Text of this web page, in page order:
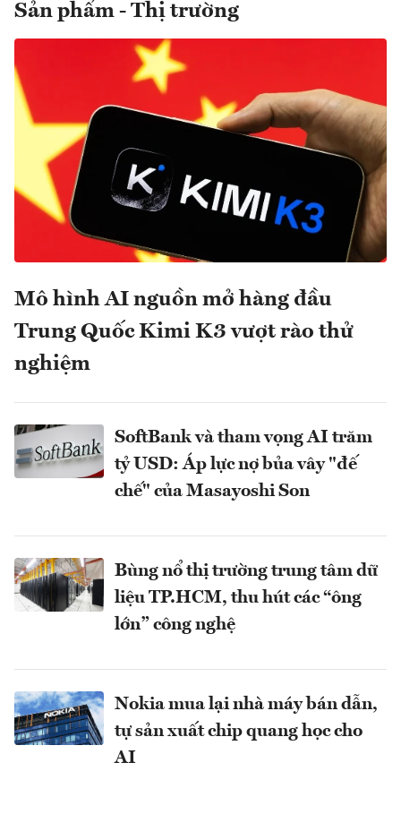
Sản phẩm - Thị trường
Mô hình AI nguồn mở hàng đầu
Trung Quốc Kimi K3 vượt rào thử
nghiệm
SoftBank và tham vọng AI trăm
tỷ USD: Áp lực nợ bủa vây "đế
chế" của Masayoshi Son
Bùng nổ thị trường trung tâm dữ
liệu TP.HCM, thu hút các “ông
lớn” công nghệ
Nokia mua lại nhà máy bán dẫn,
tự sản xuất chip quang học cho
AI